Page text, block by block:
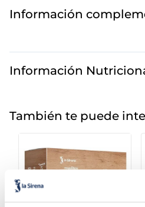
Información
Información
También te puede